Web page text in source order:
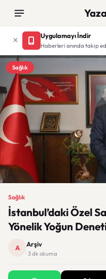
Uygulamayı İndir
Haberleri anında takip
Sağlık
Sağlık
İstanbul’daki Özel
Yönelik Yoğun
A Arşiv
· 3 dk okuma